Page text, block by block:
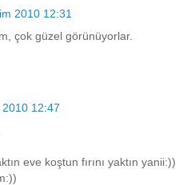
2010 12:31
çok güzel görünüyorlar.
2010 12:47
eve koştun fırını yaktın yanii:))